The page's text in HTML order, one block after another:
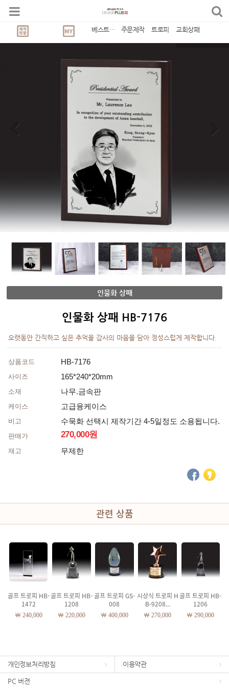
베스트상품 주문제작 트로피 교회상패
인물화 상패
인물화 상패 HB-7176
오랫동안 간직하고 싶은 추억을 감사의 마음을 담아 정성스럽게 제작합니다.
상품코드 HB-7176
사이즈 165*240*20mm
소재 나무.금속판
케이스 고급융케이스
비고 수묵화 선택시 제작기간 4-5일정도 소용됩니다.
판매가 270,000원
재고 무제한
관련 상품
골프 트로피 HB-
1472
￦ 240,000
골프 트로피 HB-
1208
￦ 220,000
골프 트로피 GS-
008
￦ 400,000
시상식 트로피 H
B-9208...
￦ 270,000
골프 트로피 HB-
1206
￦ 290,000
개인정보처리방침 이용약관
PC 버젼